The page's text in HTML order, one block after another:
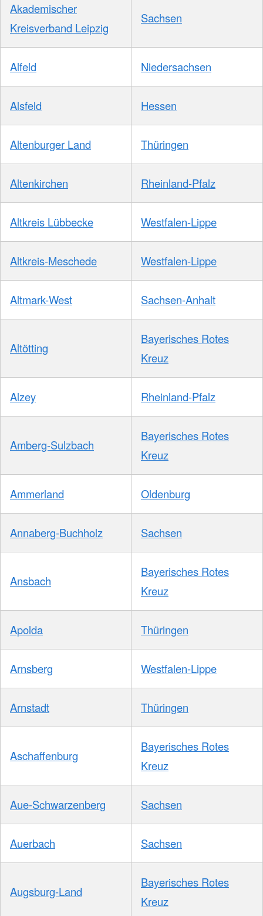
Akademischer
Kreisverband Leipzig
Sachsen
Alfeld Niedersachsen
Alsfeld Hessen
Altenburger Land Thüringen
Altenkirchen Rheinland-Pfalz
Altkreis Lübbecke Westfalen-Lippe
Altkreis-Meschede Westfalen-Lippe
Altmark-West Sachsen-Anhalt
Altötting
Bayerisches Rotes
Kreuz
Alzey Rheinland-Pfalz
Amberg-Sulzbach
Bayerisches Rotes
Kreuz
Ammerland Oldenburg
Annaberg-Buchholz Sachsen
Ansbach
Bayerisches Rotes
Kreuz
Apolda Thüringen
Arnsberg Westfalen-Lippe
Arnstadt Thüringen
Aschaffenburg
Bayerisches Rotes
Kreuz
Aue-Schwarzenberg Sachsen
Auerbach Sachsen
Augsburg-Land
Bayerisches Rotes
Kreuz